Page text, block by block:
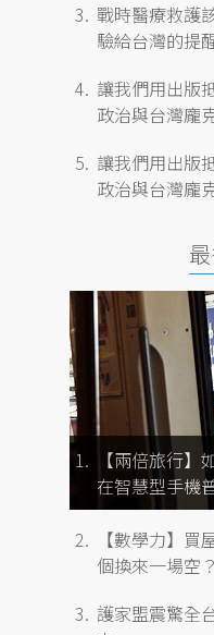
戰時醫療救護
驗給台灣的提
讓我們用出版
政治與台灣龐
讓我們用出版
政治與台灣龐
【兩倍旅行
在智慧型手機
【數學力】買
個換來一場空？
護家盟震驚全